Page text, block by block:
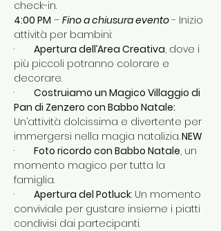
check-in.
4:00 PM – Fino a chiusura evento - Inizio
attività per bambini:
· Apertura dell’Area Creativa, dove i
più piccoli potranno colorare e
decorare.
· Costruiamo un Magico Villaggio di
Pan di Zenzero con Babbo Natale:
Un’attività dolcissima e divertente per
immergersi nella magia natalizia. NEW
· Foto ricordo con Babbo Natale, un
momento magico per tutta la
famiglia.
· Apertura del Potluck: Un momento
conviviale per gustare insieme i piatti
condivisi dai partecipanti.